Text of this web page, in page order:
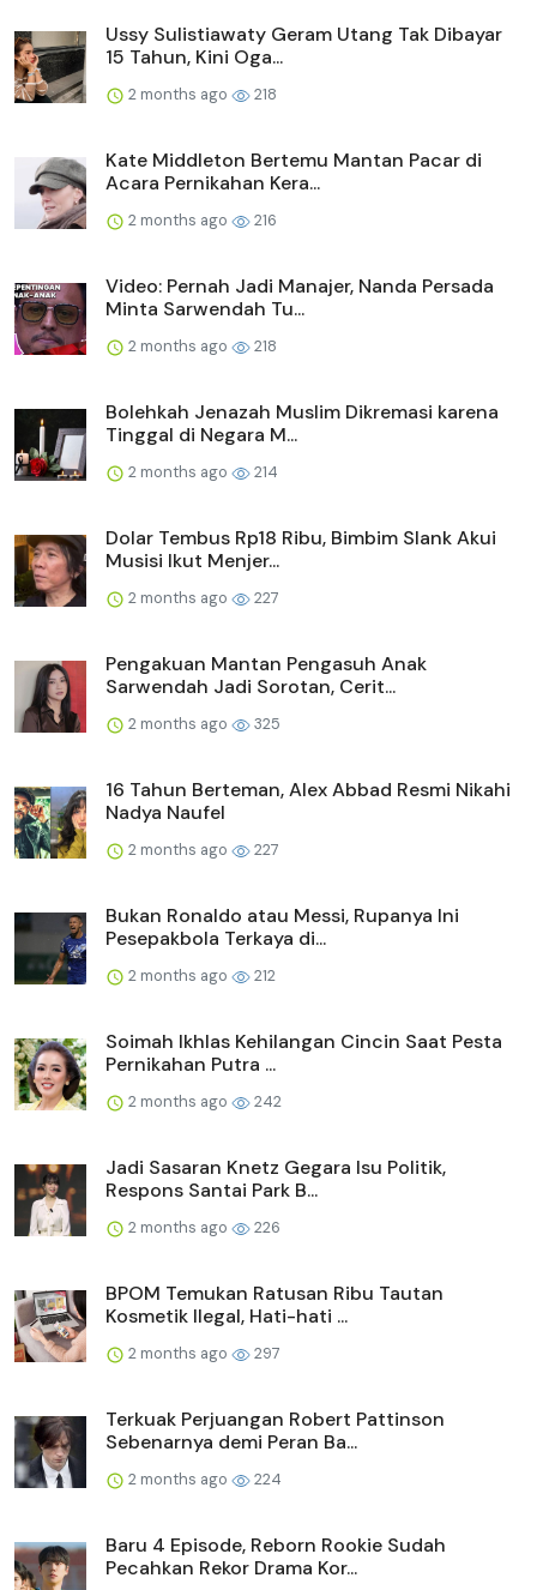
Ussy Sulistiawaty Geram Utang Tak Dibayar
15 Tahun, Kini Oga...
2 months ago 218
Kate Middleton Bertemu Mantan Pacar di
Acara Pernikahan Kera...
2 months ago 216
Video: Pernah Jadi Manajer, Nanda Persada
Minta Sarwendah Tu...
2 months ago 218
Bolehkah Jenazah Muslim Dikremasi karena
Tinggal di Negara M...
2 months ago 214
Dolar Tembus Rp18 Ribu, Bimbim Slank Akui
Musisi Ikut Menjer...
2 months ago 227
Pengakuan Mantan Pengasuh Anak
Sarwendah Jadi Sorotan, Cerit...
2 months ago 325
16 Tahun Berteman, Alex Abbad Resmi Nikahi
Nadya Naufel
2 months ago 227
Bukan Ronaldo atau Messi, Rupanya Ini
Pesepakbola Terkaya di...
2 months ago 212
Soimah Ikhlas Kehilangan Cincin Saat Pesta
Pernikahan Putra ...
2 months ago 242
Jadi Sasaran Knetz Gegara Isu Politik,
Respons Santai Park B...
2 months ago 226
BPOM Temukan Ratusan Ribu Tautan
Kosmetik Ilegal, Hati-hati ...
2 months ago 297
Terkuak Perjuangan Robert Pattinson
Sebenarnya demi Peran Ba...
2 months ago 224
Baru 4 Episode, Reborn Rookie Sudah
Pecahkan Rekor Drama Kor...